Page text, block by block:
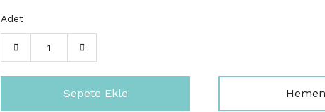
Adet
Sepete Ekle